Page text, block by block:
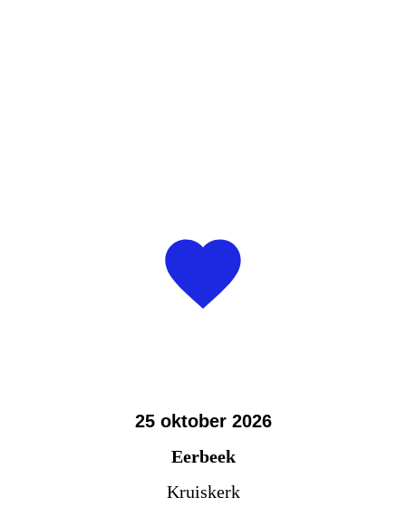
25 oktober 2026
Eerbeek
Kruiskerk